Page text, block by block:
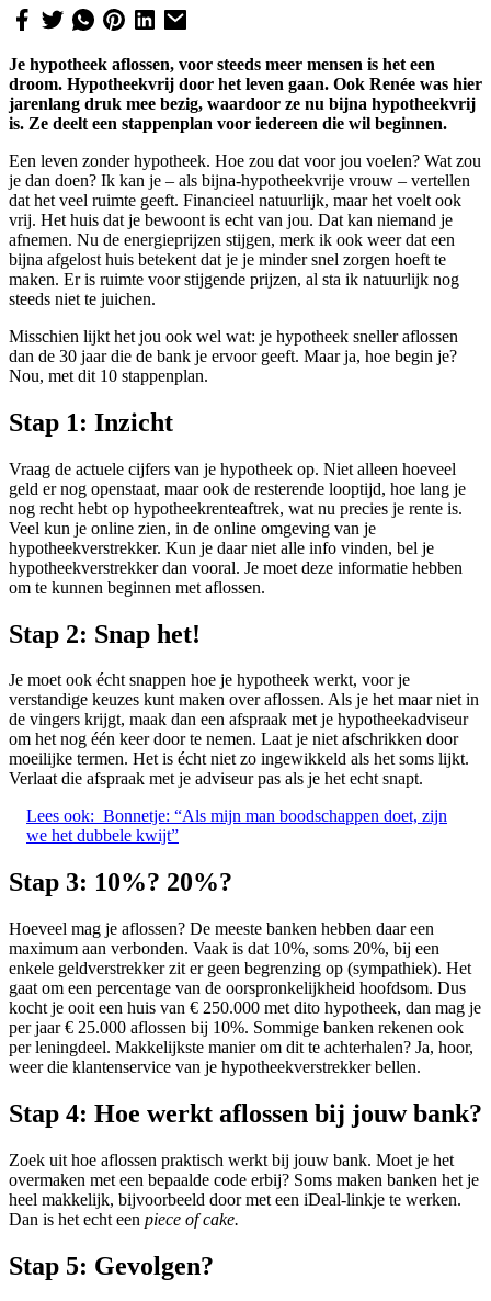
Je hypotheek aflossen, voor steeds meer mensen is het een
droom. Hypotheekvrij door het leven gaan. Ook Renée was hier
jarenlang druk mee bezig, waardoor ze nu bijna hypotheekvrij
is. Ze deelt een stappenplan voor iedereen die wil beginnen.
Een leven zonder hypotheek. Hoe zou dat voor jou voelen? Wat zou
je dan doen? Ik kan je – als bijna-hypotheekvrije vrouw – vertellen
dat het veel ruimte geeft. Financieel natuurlijk, maar het voelt ook
vrij. Het huis dat je bewoont is echt van jou. Dat kan niemand je
afnemen. Nu de energieprijzen stijgen, merk ik ook weer dat een
bijna afgelost huis betekent dat je je minder snel zorgen hoeft te
maken. Er is ruimte voor stijgende prijzen, al sta ik natuurlijk nog
steeds niet te juichen.
Misschien lijkt het jou ook wel wat: je hypotheek sneller aflossen
dan de 30 jaar die de bank je ervoor geeft. Maar ja, hoe begin je?
Nou, met dit 10 stappenplan.
Stap 1: Inzicht
Vraag de actuele cijfers van je hypotheek op. Niet alleen hoeveel
geld er nog openstaat, maar ook de resterende looptijd, hoe lang je
nog recht hebt op hypotheekrenteaftrek, wat nu precies je rente is.
Veel kun je online zien, in de online omgeving van je
hypotheekverstrekker. Kun je daar niet alle info vinden, bel je
hypotheekverstrekker dan vooral. Je moet deze informatie hebben
om te kunnen beginnen met aflossen.
Stap 2: Snap het!
Je moet ook écht snappen hoe je hypotheek werkt, voor je
verstandige keuzes kunt maken over aflossen. Als je het maar niet in
de vingers krijgt, maak dan een afspraak met je hypotheekadviseur
om het nog één keer door te nemen. Laat je niet afschrikken door
moeilijke termen. Het is écht niet zo ingewikkeld als het soms lijkt.
Verlaat die afspraak met je adviseur pas als je het echt snapt.
Lees ook: Bonnetje: “Als mijn man boodschappen doet, zijn
we het dubbele kwijt”
Stap 3: 10%? 20%?
Hoeveel mag je aflossen? De meeste banken hebben daar een
maximum aan verbonden. Vaak is dat 10%, soms 20%, bij een
enkele geldverstrekker zit er geen begrenzing op (sympathiek). Het
gaat om een percentage van de oorspronkelijkheid hoofdsom. Dus
kocht je ooit een huis van € 250.000 met dito hypotheek, dan mag je
per jaar € 25.000 aflossen bij 10%. Sommige banken rekenen ook
per leningdeel. Makkelijkste manier om dit te achterhalen? Ja, hoor,
weer die klantenservice van je hypotheekverstrekker bellen.
Stap 4: Hoe werkt aflossen bij jouw bank?
Zoek uit hoe aflossen praktisch werkt bij jouw bank. Moet je het
overmaken met een bepaalde code erbij? Soms maken banken het je
heel makkelijk, bijvoorbeeld door met een iDeal-linkje te werken.
Dan is het echt een piece of cake.
Stap 5: Gevolgen?